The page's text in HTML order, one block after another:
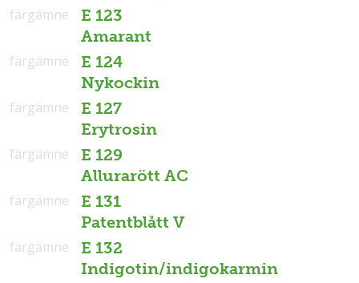
E 123
Amarant
färgämne
E 124
Nykockin
färgämne
E 127
Erytrosin
färgämne
E 129
Allurarött AC
färgämne
E 131
Patentblått V
färgämne
E 132
Indigotin/indigokarmin
färgämne